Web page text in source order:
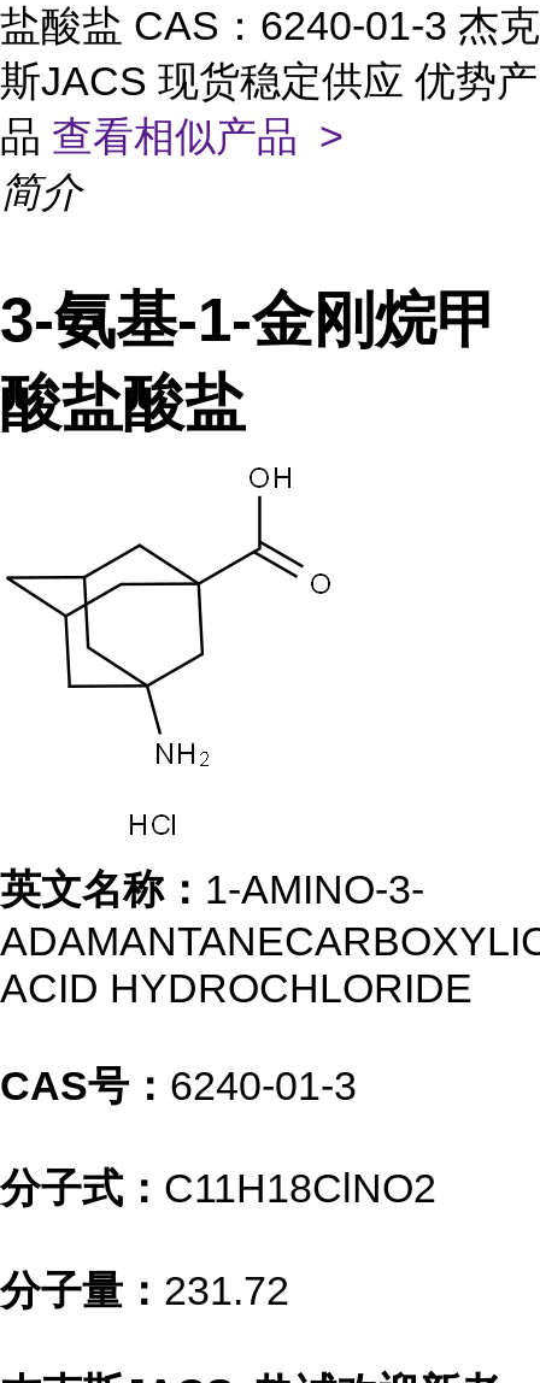
盐酸盐 CAS：6240-01-3 杰克
斯JACS 现货稳定供应 优势产
品 查看相似产品 >
简介
3-氨基-1-金刚烷甲
酸盐酸盐
英文名称： 1-AMINO-3-
ACID HYDROCHLORIDE
CAS号： 6240-01-3
分子式： C11H18ClNO2
分子量： 231.72